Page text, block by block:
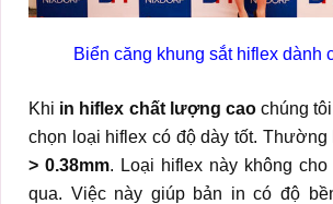
Biển căng khung sắt hiflex dành
Khi in hiflex chất lượng cao chúng
chọn loại hiflex có độ dày tốt.
> 0.38mm. Loại hiflex này không
qua. Việc này giúp bản in có độ